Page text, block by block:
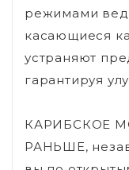
режимами
касающиеся
устраняют
гарантируя
КАРИБСКОЕ
РАНЬШЕ,